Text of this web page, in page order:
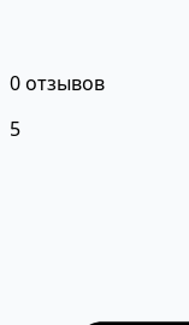
0 отзывов
5